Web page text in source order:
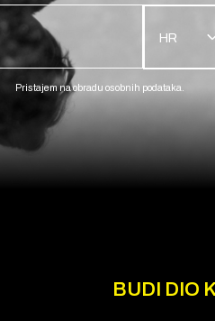
HR
Pristajem na obradu osobnih podataka.
BUDI DIO